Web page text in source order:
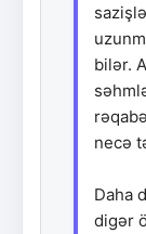
bilər.
necə
Daha
digər